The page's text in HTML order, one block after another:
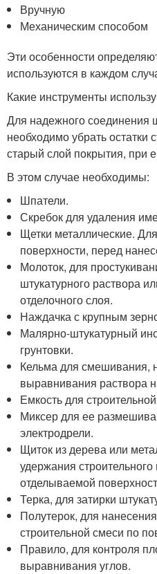
Вручную
Механическим способом
Эти особенности
используются в каждом
Какие инструменты
Для надежного соединения
необходимо убрать остатки
старый слой покрытия, при
В этом случае необходимы:
Шпатели.
Скребок для удаления
Щетки металлические.
поверхности, перед
Молоток, для
штукатурного раствора
отделочного слоя.
Наждачка с крупным
Малярно-штукатурный
грунтовки.
Кельма для смешивания,
выравнивания раствора
Емкость для
Миксер для ее
электродрели.
Щиток из дерева или
удержания
отделываемой
Терка, для затирки
Полутерок, для
строительной смеси по
Правило, для контроля
выравнивания углов.